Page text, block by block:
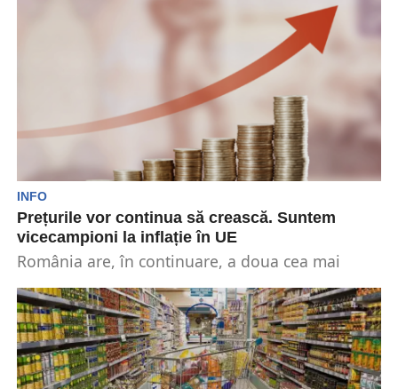
INFO
Prețurile vor continua să crească. Suntem
vicecampioni la inflație în UE
România are, în continuare, a doua cea mai
noastră este...